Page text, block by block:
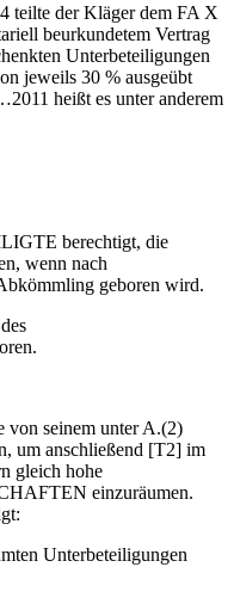
der Kläger dem FA X
beurkundetem Vertrag
Unterbeteiligungen
jeweils 30 % ausgeübt
heißt es unter anderem
berechtigt, die
wenn nach
geboren wird.
seinem unter A.(2)
um anschließend [T2] im
gleich hohe
einzuräumen.
Unterbeteiligungen